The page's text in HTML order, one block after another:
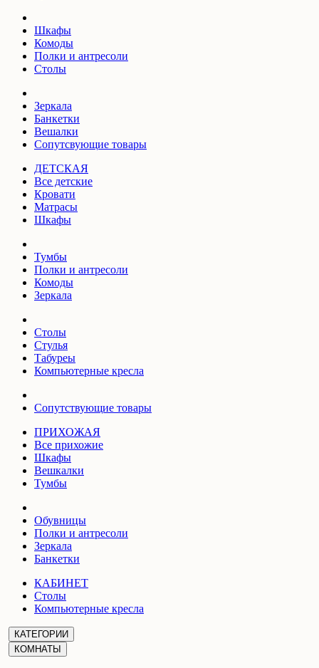
Шкафы
Комоды
Полки и антресоли
Столы
Зеркала
Банкетки
Вешалки
Сопутсвующие товары
ДЕТСКАЯ
Все детские
Кровати
Матрасы
Шкафы
Тумбы
Полки и антресоли
Комоды
Зеркала
Столы
Стулья
Табуреы
Компьютерные кресла
Сопутствующие товары
ПРИХОЖАЯ
Все прихожие
Шкафы
Вешкалки
Тумбы
Обувницы
Полки и антресоли
Зеркала
Банкетки
КАБИНЕТ
Столы
Компьютерные кресла
КАТЕГОРИИ
КОМНАТЫ